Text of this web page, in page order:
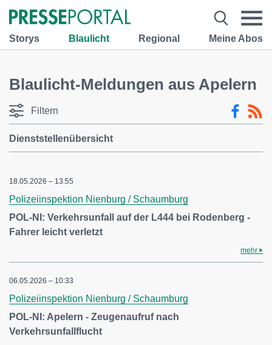
Storys Blaulicht Regional Meine Abos
Blaulicht-Meldungen aus Apelern
Filtern
Dienststellenübersicht
18.05.2026 – 13:55
Polizeiinspektion Nienburg / Schaumburg
POL-NI: Verkehrsunfall auf der L444 bei Rodenberg -
Fahrer leicht verletzt
mehr
06.05.2026 – 10:33
Polizeiinspektion Nienburg / Schaumburg
POL-NI: Apelern - Zeugenaufruf nach
Verkehrsunfallflucht